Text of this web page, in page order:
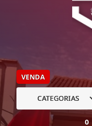
VENDA
CATEGORIAS
0